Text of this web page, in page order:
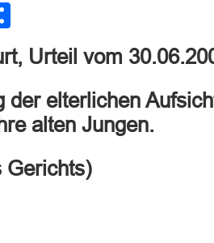
Urteil vom
der elterlichen
alten Jungen.
Gerichts)